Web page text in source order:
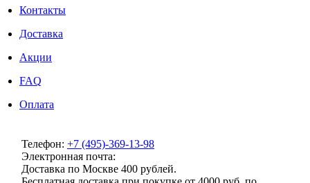
Контакты
Доставка
Акции
FAQ
Оплата
Телефон: +7 (495)-369-13-98
Электронная почта:
Доставка по Москве 400 рублей.